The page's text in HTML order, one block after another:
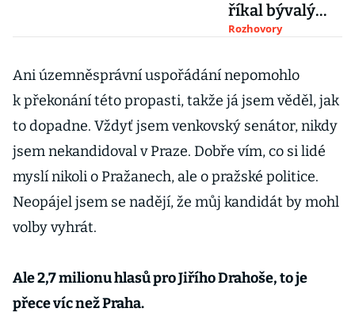
říkal bývalý
premiér o
jednom z
posledních
rozhovorů
Rozhovory
Ani územněsprávní uspořádání nepomohlo
k překonání této propasti, takže já jsem věděl, jak
to dopadne. Vždyť jsem venkovský senátor, nikdy
jsem nekandidoval v Praze. Dobře vím, co si lidé
myslí nikoli o Pražanech, ale o pražské politice.
Neopájel jsem se nadějí, že můj kandidát by mohl
volby vyhrát.
Ale 2,7 milionu hlasů pro Jiřího Drahoše, to je
přece víc než Praha.